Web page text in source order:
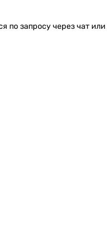
по запросу через чат или